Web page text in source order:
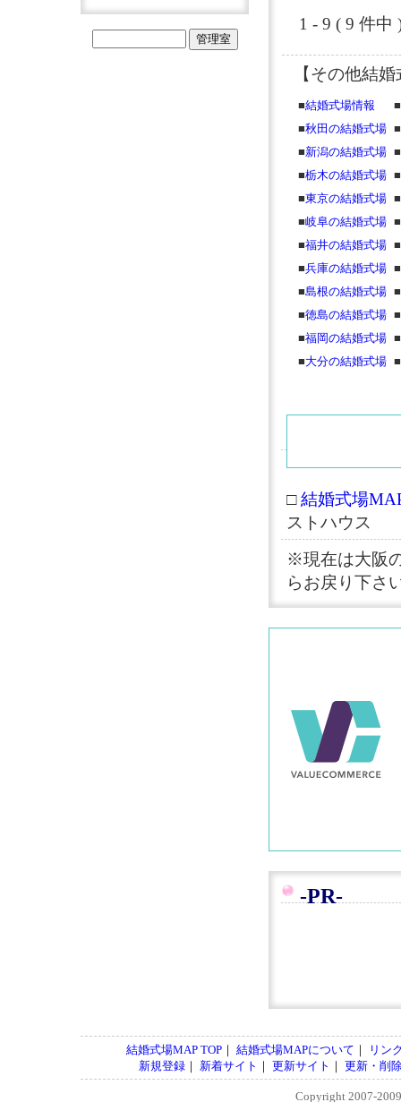
1 - 9 ( 9 件中
【その他結
■結婚式場情報
■
■秋田の結婚式場 ■
■新潟の結婚式場 ■
■栃木の結婚式場 ■
■東京の結婚式場 ■
■岐阜の結婚式場 ■
■福井の結婚式場 ■
■兵庫の結婚式場 ■
■島根の結婚式場 ■
■徳島の結婚式場 ■
■福岡の結婚式場 ■
■大分の結婚式場 ■
□結婚式場
ストハウス
※現在は大阪
らお戻り下さ
-PR-
結婚式場MAP TOP｜ 結婚式場MAPについて ｜
リン
新規登録｜ 新着サイト ｜ 更新サイト ｜ 更新・削
Copyright 2007-